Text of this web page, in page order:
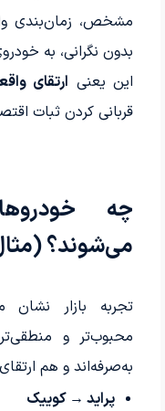
مشخص، زمان‌بندی
بدون نگرانی، به
این یعنی ارتقای
قربانی کردن ثبات
چه
می‌شوند؟
تجربه بازار
محبوب‌تر و
به‌صرفه‌اند و هم
پراید → کوییک